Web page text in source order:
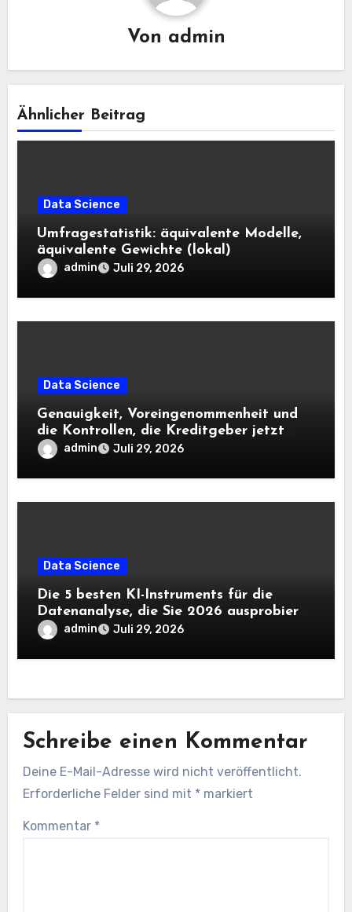
Von admin
Ähnlicher Beitrag
Data Science
Umfragestatistik: äquivalente Modelle,
äquivalente Gewichte (lokal)
admin Juli 29, 2026
Data Science
Genauigkeit, Voreingenommenheit und
die Kontrollen, die Kreditgeber jetzt
benötigen |
admin Juli 29, 2026
Data Science
Die 5 besten KI-Instruments für die
Datenanalyse, die Sie 2026 ausprobieren
solltenadmin Juli 29, 2026
Schreibe einen Kommentar
Deine E-Mail-Adresse wird nicht veröffentlicht.
Erforderliche Felder sind mit * markiert
Kommentar *